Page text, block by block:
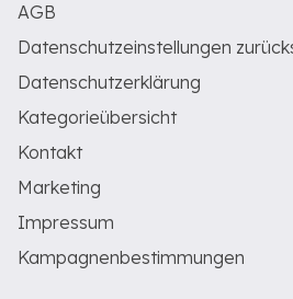
AGB
Datenschutzeinstellungen
Datenschutzerklärung
Kategorieübersicht
Kontakt
Marketing
Impressum
Kampagnenbestimmungen